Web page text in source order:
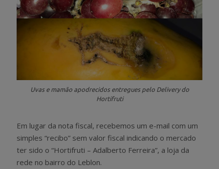
Uvas e mamão apodrecidos entregues pelo Delivery do
Hortifruti
Em lugar da nota fiscal, recebemos um e-mail com um
simples “recibo” sem valor fiscal indicando o mercado
ter sido o “Hortifruti – Adalberto Ferreira”, a loja da
rede no bairro do Leblon.